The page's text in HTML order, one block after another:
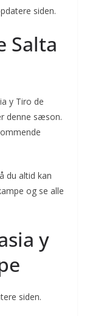
siden.
Salta
y Tiro de
denne sæson.
du altid kan
og se alle
y
siden.